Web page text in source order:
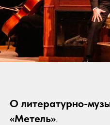
О литературно-
«Метель».